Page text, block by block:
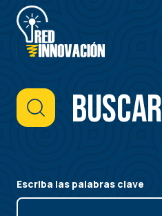
Pasar
contenido
principal
Buscar
Escriba las palabras clave